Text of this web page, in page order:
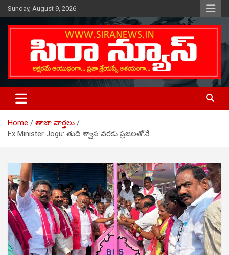
Skip
to
content
Sunday, August 9, 2026
SIRA NEWS
Telugu Online News Daily
Home
తాజా వార్తలు
Ex Minister Jogu: తుది శ్వాస వరకు ప్రజలతోనే…